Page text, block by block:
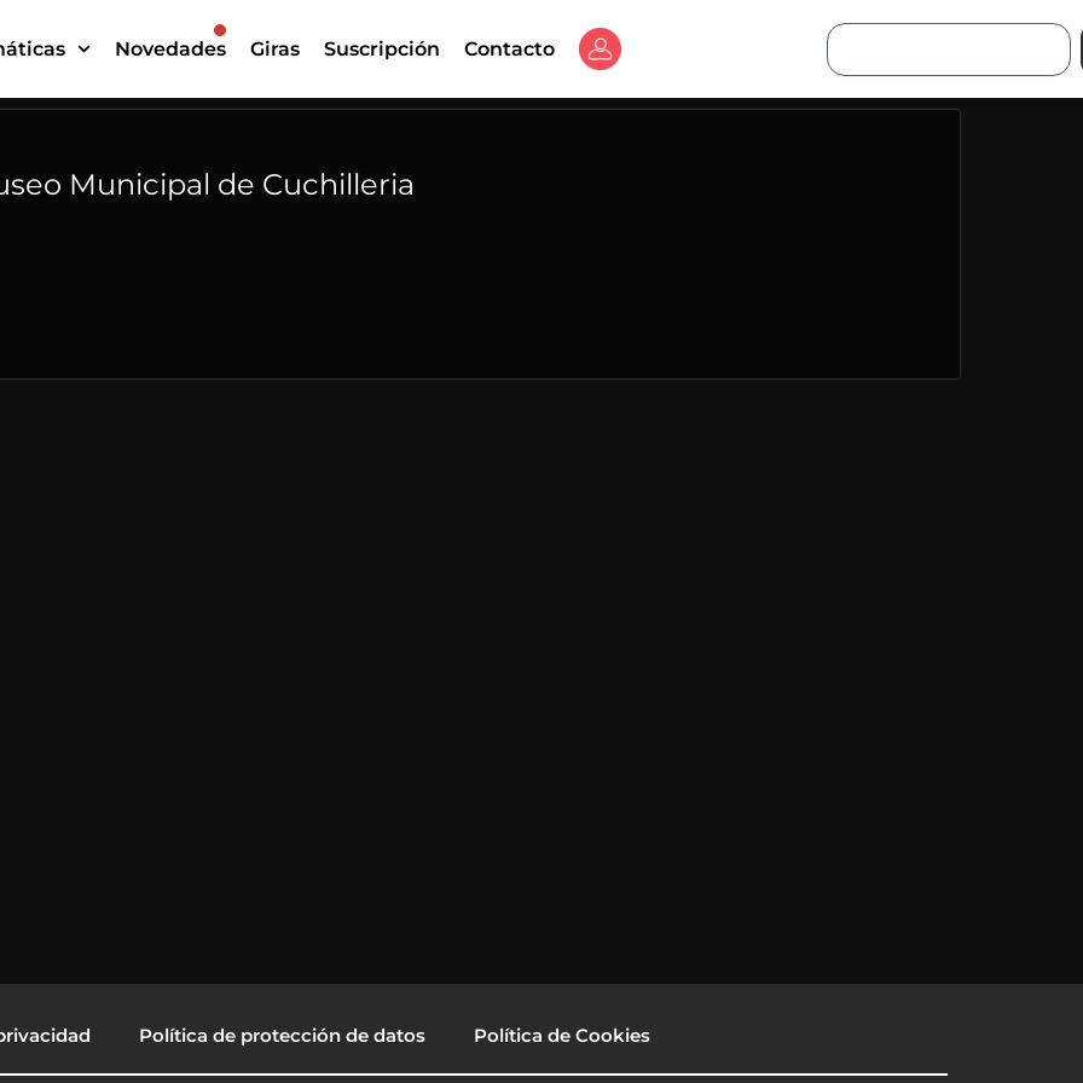
Novedades Giras Suscripción Contacto
Buscar
Municipal de Cuchilleria
Política de protección de datos Política de Cookies